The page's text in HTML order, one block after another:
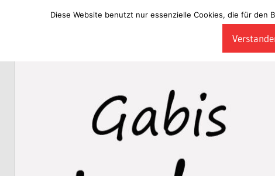
Diese Website benutzt nur essenzielle Cookies, die für den